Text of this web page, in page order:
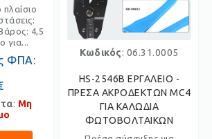
4,5
για...
ΦΠΑ:
: Μη
Κωδικός: 06.31.0005
HS-2546B ΕΡΓΑΛΕΙO -
ΠΡΕΣΑ ΑΚΡΟΔΕΚΤΩΝ MC4
ΓΙΑ ΚΑΛΩΔΙΑ
ΦΩΤΟΒΟΛΤΑΙΚΩΝ